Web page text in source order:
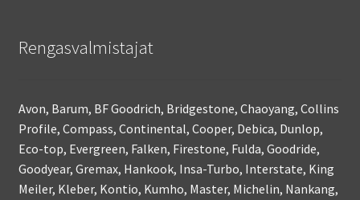
Rengasvalmistajat
Avon, Barum, BF Goodrich, Bridgestone, Chaoyang, Collins
Profile, Compass, Continental, Cooper, Debica, Dunlop,
Eco-top, Evergreen, Falken, Firestone, Fulda, Goodride,
Goodyear, Gremax, Hankook, Insa-Turbo, Interstate, King
Meiler, Kleber, Kontio, Kumho, Master, Michelin, Nankang,